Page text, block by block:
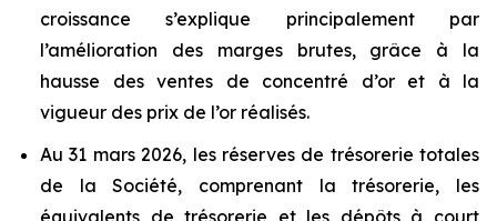
croissance s’explique principalement par
l’amélioration des marges brutes, grâce à la
hausse des ventes de concentré d’or et à la
vigueur des prix de l’or réalisés.
Au 31 mars 2026, les réserves de trésorerie totales
de la Société, comprenant la trésorerie, les